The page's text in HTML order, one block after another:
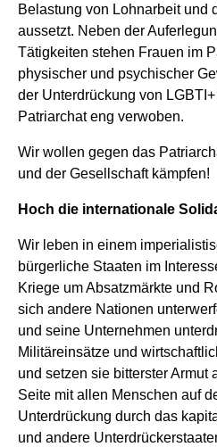
Belastung von Lohnarbeit und
aussetzt. Neben der
Tätigkeiten stehen Frauen im
physischer und psychischer
der Unterdrückung von
Patriarchat eng verwoben.
Wir wollen gegen das
und der Gesellschaft kämpfen!
Hoch die internationale
Wir leben in einem
bürgerliche Staaten im
Kriege um Absatzmärkte und
sich andere Nationen
und seine Unternehmen
Militäreinsätze und
und setzen sie bitterster Armut
Seite mit allen Menschen auf
Unterdrückung durch das
und andere